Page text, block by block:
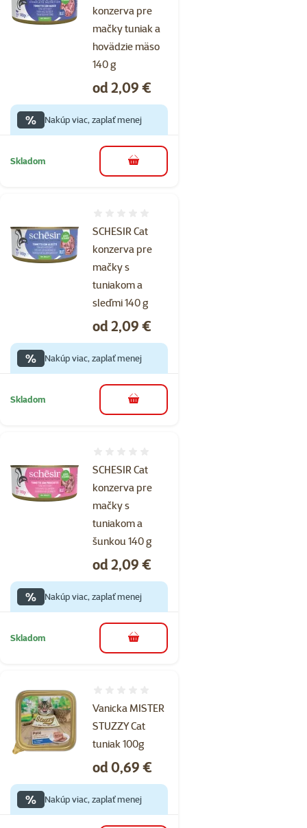
konzerva pre
mačky tuniak a
hovädzie mäso
140 g
Cena
od 2,09 €
% Nakúp viac, zaplať menej
Skladom do košíka
SCHESIR Cat
konzerva pre
mačky s
tuniakom a
sleďmi 140 g
Cena
od 2,09 €
% Nakúp viac, zaplať menej
Skladom do košíka
SCHESIR Cat
konzerva pre
mačky s
tuniakom a
šunkou 140 g
Cena
od 2,09 €
% Nakúp viac, zaplať menej
Skladom do košíka
Vanicka MISTER
STUZZY Cat
tuniak 100g
Cena
od 0,69 €
% Nakúp viac, zaplať menej